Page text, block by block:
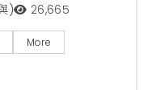
指定禮盒7折活
，讓您在雨天也能
) 26,665
More